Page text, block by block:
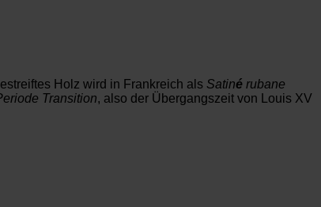
Holz wird in Frankreich als Satiné rubane
Transition, also der Übergangszeit von Louis XV